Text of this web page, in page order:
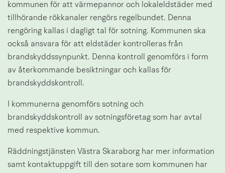
kommunen för att värmepannor och lokaleldstäder med
tillhörande rökkanaler rengörs regelbundet. Denna
rengöring kallas i dagligt tal för sotning. Kommunen ska
också ansvara för att eldstäder kontrolleras från
brandskyddssynpunkt. Denna kontroll genomförs i form
av återkommande besiktningar och kallas för
brandskyddskontroll.
I kommunerna genomförs sotning och
brandskyddskontroll av sotningsföretag som har avtal
med respektive kommun.
Räddningstjänsten Västra Skaraborg har mer information
samt kontaktuppgift till den sotare som kommunen har